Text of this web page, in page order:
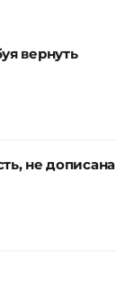
вернуть
не дописана